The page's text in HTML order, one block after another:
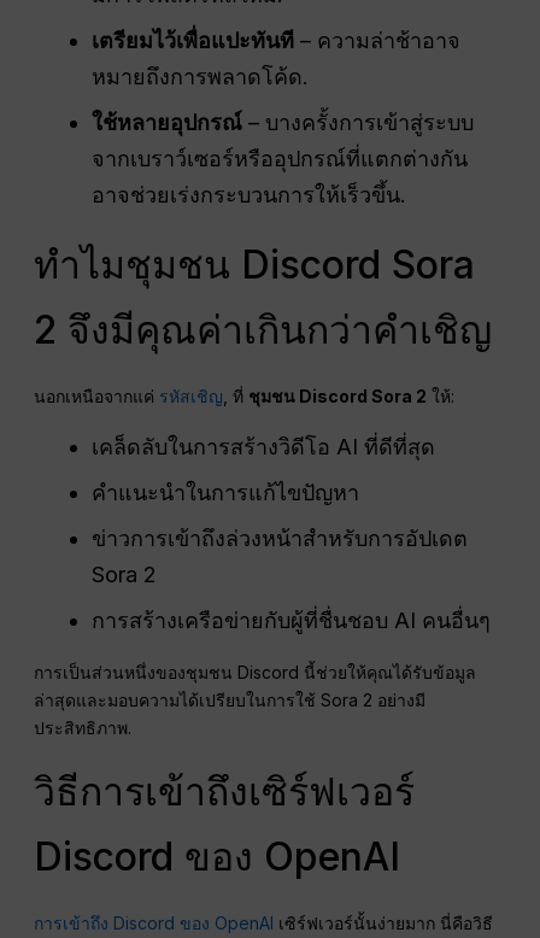
เตรียมไว้เพื่อแปะทันที – ความล่าช้าอาจ
หมายถึงการพลาดโค้ด.
ใช้หลายอุปกรณ์ – บางครั้งการเข้าสู่ระบบ
จากเบราว์เซอร์หรืออุปกรณ์ที่แตกต่างกัน
อาจช่วยเร่งกระบวนการให้เร็วขึ้น.
ทำไมชุมชน Discord Sora
2 จึงมีคุณค่าเกินกว่าคำเชิญ
นอกเหนือจากแค่ รหัสเชิญ , ที่ ชุมชน Discord Sora 2 ให้:
เคล็ดลับในการสร้างวิดีโอ AI ที่ดีที่สุด
คำแนะนำในการแก้ไขปัญหา
ข่าวการเข้าถึงล่วงหน้าสำหรับการอัปเดต
Sora 2
การสร้างเครือข่ายกับผู้ที่ชื่นชอบ AI คนอื่นๆ
การเป็นส่วนหนึ่งของชุมชน Discord นี้ช่วยให้คุณได้รับข้อมูล
ล่าสุดและมอบความได้เปรียบในการใช้ Sora 2 อย่างมี
ประสิทธิภาพ.
วิธีการเข้าถึงเซิร์ฟเวอร์
Discord ของ OpenAI
การเข้าถึง Discord ของ OpenAI เซิร์ฟเวอร์นั้นง่ายมาก นี่คือวิธี